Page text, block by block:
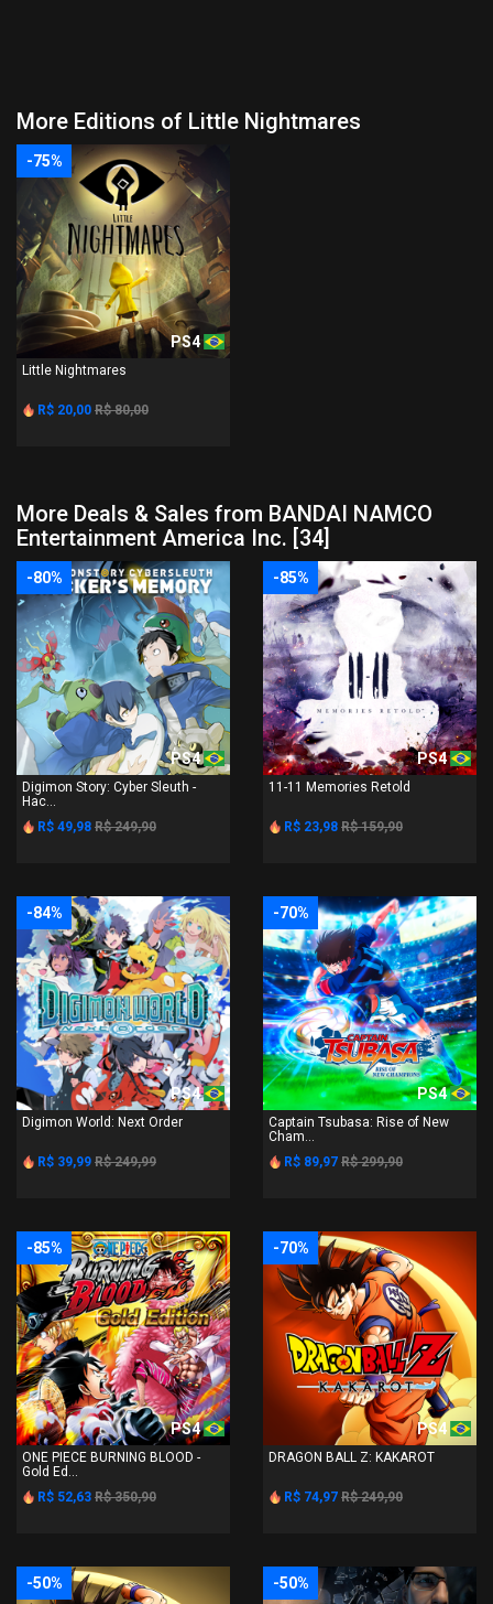
More Editions of Little Nightmares
-75%
PS4
Little Nightmares
R$ 20,00 R$ 80,00
More Deals & Sales from BANDAI NAMCO
Entertainment America Inc. [34]
-80%
PS4
Digimon Story: Cyber Sleuth -
Hac...
R$ 49,98 R$ 249,90
-85%
PS4
11-11 Memories Retold
R$ 23,98 R$ 159,90
-84%
PS4
Digimon World: Next Order
R$ 39,99 R$ 249,99
-70%
PS4
Captain Tsubasa: Rise of New
Cham...
R$ 89,97 R$ 299,90
-85%
PS4
ONE PIECE BURNING BLOOD -
Gold Ed...
R$ 52,63 R$ 350,90
-70%
PS4
DRAGON BALL Z: KAKAROT
R$ 74,97 R$ 249,90
-50% -50%